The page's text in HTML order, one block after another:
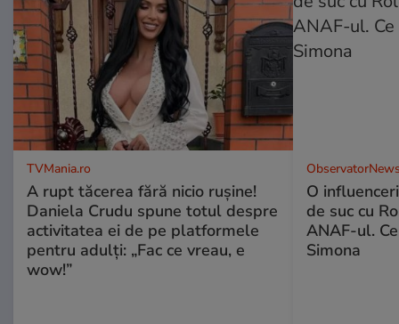
TVMania.ro
A rupt tăcerea fără nicio rușine!
Daniela Crudu spune totul despre
activitatea ei de pe platformele
pentru adulți: „Fac ce vreau, e
wow!”
O
de suc cu
ANAF-ul.
Simona